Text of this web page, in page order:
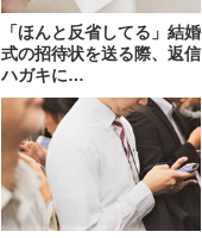
「ほんと反省してる」結婚
式の招待状を送る際、返信
ハガキに…